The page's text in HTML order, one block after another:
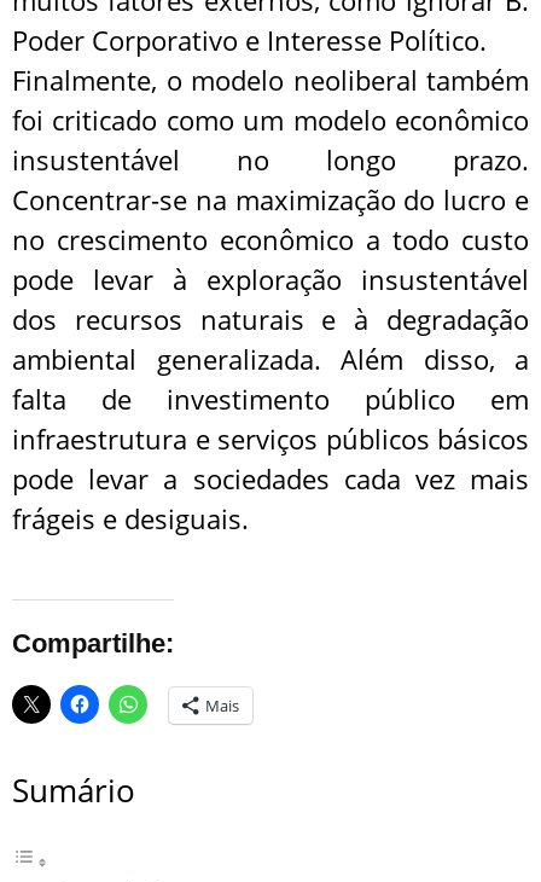
Poder Corporativo e Interesse Político.
Finalmente, o modelo neoliberal também
foi criticado como um modelo econômico
insustentável no longo prazo.
Concentrar-se na maximização do lucro e
no crescimento econômico a todo custo
pode levar à exploração insustentável
dos recursos naturais e à degradação
ambiental generalizada. Além disso, a
falta de investimento público em
infraestrutura e serviços públicos básicos
pode levar a sociedades cada vez mais
frágeis e desiguais.
Compartilhe:
Mais
Sumário